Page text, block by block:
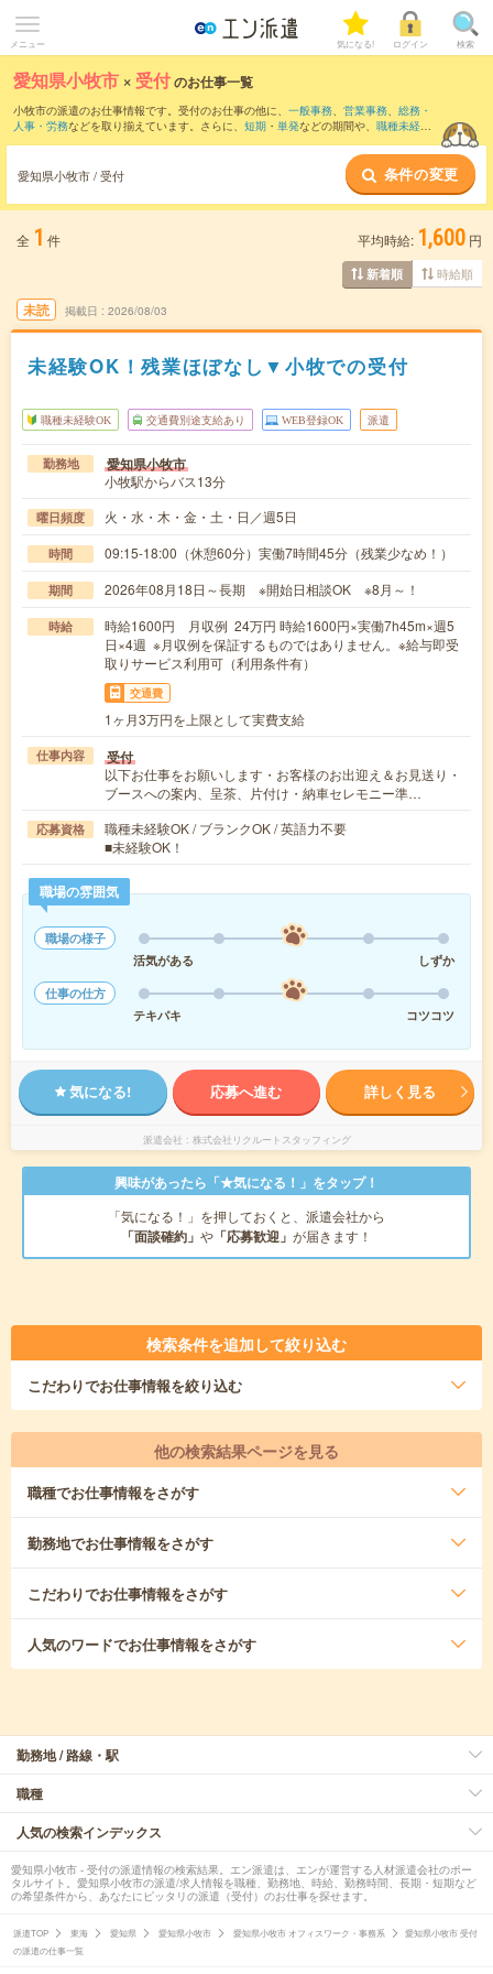
メニュー 気になる! ログイン 検索
愛知県小牧市 × 受付のお仕事一覧
小牧市の派遣のお仕事情報です。受付のお仕事の他に、 一般事務、 営業事務、 総務・
人事・労務などを取り揃えています。さらに、 短期 ・ 単発などの期間や、 職種未経験
愛知県小牧市 / 受付 条件の変更
全 1 件 平均時給: 1,600 円
新着順 時給順
未読 掲載日 2026/08/03
未経験OK！残業ほぼなし▼小牧での受付
職種未経験OK 交通費別途支給あり WEB登録OK 派遣
勤務地 愛知県小牧市
小牧駅からバス13分
曜日頻度 火・水・木・金・土・日／週5日
時間 09:15-18:00（休憩60分）実働7時間45分（残業少なめ！）
期間 2026年08月18日～長期 ※開始日相談OK ※8月～！
時給
時給1600円 月収例 24万円 時給1600円×実働7h45m×週5
日×4週 ※月収例を保証するものではありません。※給与即受
取りサービス利用可（利用条件有）
交通費
1ヶ月3万円を上限として実費支給
仕事内容 受付
以下お仕事をお願いします・お客様のお出迎え＆お見送り・
ブースへの案内、呈茶、片付け・納車セレモニー準…
応募資格
職種未経験OK / ブランクOK / 英語力不要
■未経験OK！
職場の雰囲気
職場の様子
活気がある
しずか
仕事の仕方
テキパキ
コツコツ
気になる! 応募へ進む 詳しく見る
派遣会社 株式会社リクルートスタッフィング
興味があったら「★気になる！」をタップ！
「気になる！」を押しておくと、派遣会社から
「面談確約」 や 「応募歓迎」 が届きます！
検索条件を追加して絞り込む
こだわりでお仕事情報を絞り込む
他の検索結果ページを見る
職種でお仕事情報をさがす
勤務地でお仕事情報をさがす
こだわりでお仕事情報をさがす
人気のワードでお仕事情報をさがす
勤務地 / 路線・駅
職種
人気の検索インデックス
愛知県小牧市 - 受付の派遣情報の検索結果。エン派遣は、エンが運営する人材派遣会社のポー
タルサイト。愛知県小牧市の派遣/求人情報を職種、勤務地、時給、勤務時間、長期・短期など
の希望条件から、あなたにピッタリの派遣（受付）のお仕事を探せます。
派遣TOP 東海 愛知県 愛知県小牧市 愛知県小牧市 オフィスワーク・事務系
愛知県小牧市 受付
の派遣の仕事一覧